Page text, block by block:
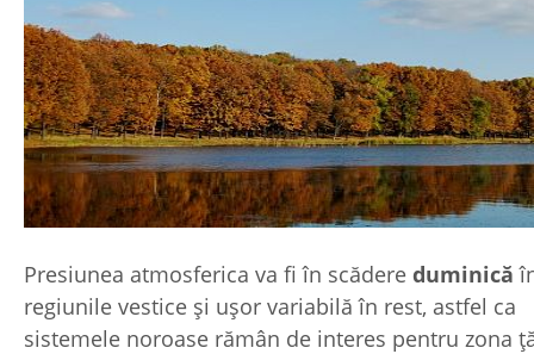
Presiunea atmosferica va fi în scădere duminică
regiunile vestice şi uşor variabilă în rest, astfel ca
sistemele noroase rămân de interes pentru zona